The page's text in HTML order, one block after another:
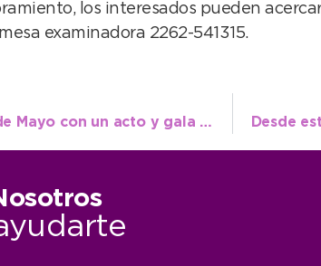
los interesados pueden
examinadora 2262-541315.
El municipio celebrará la Revolución de Mayo con un acto y gala artística en la víspera del 25